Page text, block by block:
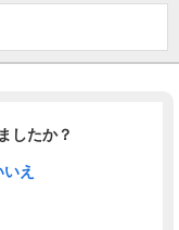
したか？
いえ